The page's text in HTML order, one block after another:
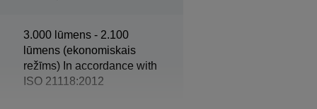
3.000 lūmens - 2.100
lūmens (ekonomiskais
režīms) In accordance with
ISO 21118:2012